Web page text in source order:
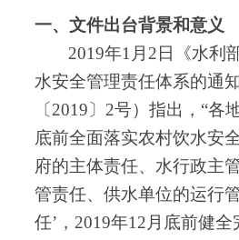
一、 文件出台背景和意义
2019年1月2日《水利
水安全管理责任体系的通
〔2019〕2号）指出 ， “各
底前全面落实农村饮水安
府的主体责任、水行政主
管责任、供水单位的运行
任’ ， 2019年12月底前健